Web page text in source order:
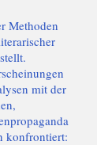
Methoden
mit der
konfrontiert: